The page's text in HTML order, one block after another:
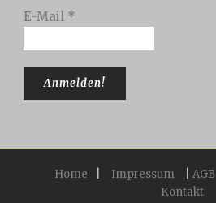
E-Mail *
Home Impressum AGB
Kontakt